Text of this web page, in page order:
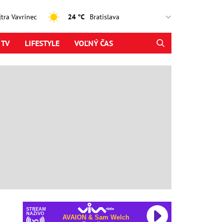
Vavrinec 24 °C
LIFESTYLE VOĽNÝ ČAS
STREAM
NAŽIVO
AVAION & Sam Welch